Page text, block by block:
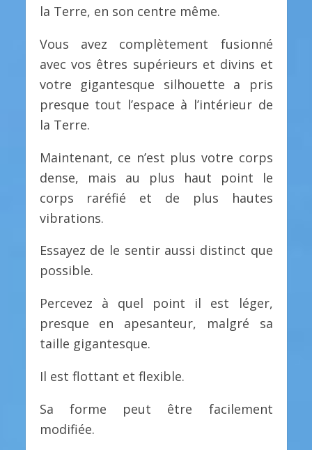
la Terre, en son centre même.
Vous avez complètement fusionné
avec vos êtres supérieurs et divins et
votre gigantesque silhouette a pris
presque tout l’espace à l’intérieur de
la Terre.
Maintenant, ce n’est plus votre corps
dense, mais au plus haut point le
corps raréfié et de plus hautes
vibrations.
Essayez de le sentir aussi distinct que
possible.
Percevez à quel point il est léger,
presque en apesanteur, malgré sa
taille gigantesque.
Il est flottant et flexible.
Sa forme peut être facilement
modifiée.